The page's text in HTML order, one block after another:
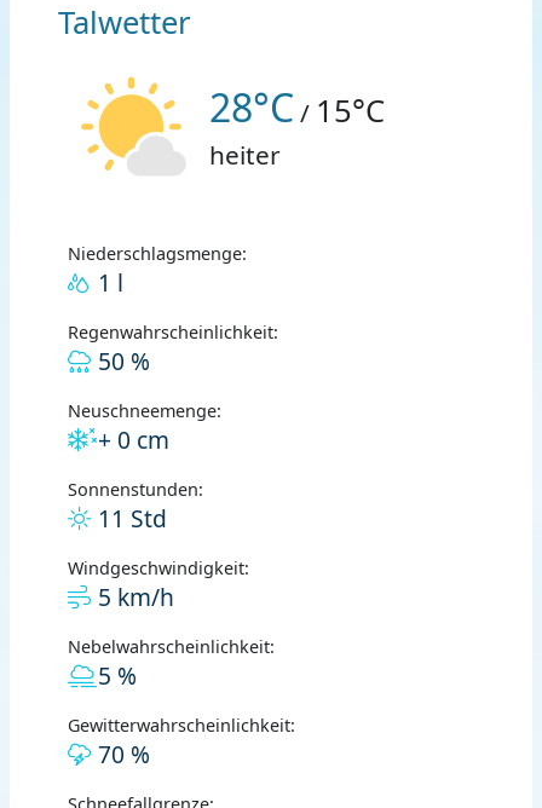
Talwetter
28°C / 15°C
heiter
Niederschlagsmenge:
1 l
Regenwahrscheinlichkeit:
50 %
Neuschneemenge:
+ 0 cm
Sonnenstunden:
11 Std
Windgeschwindigkeit:
5 km/h
Nebelwahrscheinlichkeit:
5 %
Gewitterwahrscheinlichkeit:
70 %